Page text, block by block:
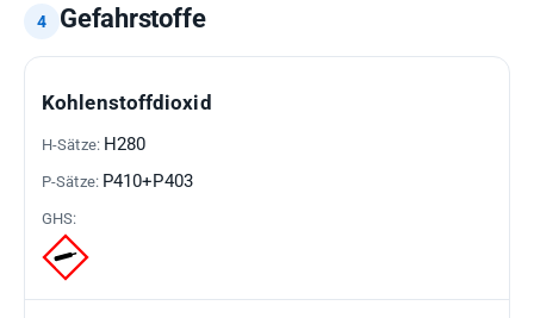
Gefahrstoffe
GEFAHRSTOFF
H-
Kohlenstoffdioxid
H280
P410+P403